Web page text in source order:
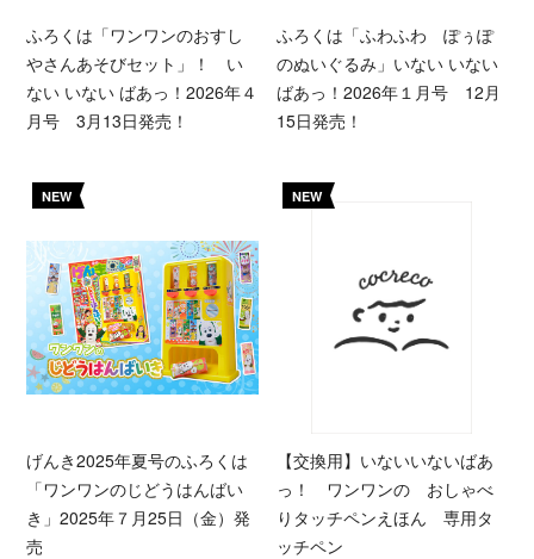
ふろくは「ワンワンのおすし
やさんあそびセット」！ い
ない いない ばあっ！2026年４
月号 3月13日発売！
ふろくは「ふわふわ ぽぅぽ
のぬいぐるみ」いない いない
ばあっ！2026年１月号 12月
15日発売！
NEW
げんき2025年夏号のふろくは
「ワンワンのじどうはんばい
き」2025年７月25日（金）発
売
NEW
【交換用】いないいないばあ
っ！ ワンワンの おしゃべ
りタッチペンえほん 専用タ
ッチペン